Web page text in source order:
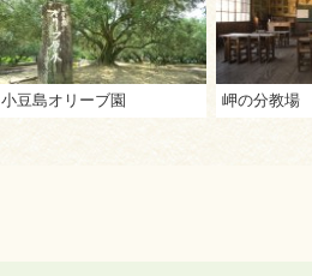
小豆島オリーブ園 岬の分教場